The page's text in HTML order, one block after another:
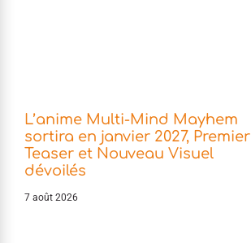
L’anime Multi-Mind Mayhem
sortira en janvier 2027, Premier
Teaser et Nouveau Visuel
dévoilés
7 août 2026